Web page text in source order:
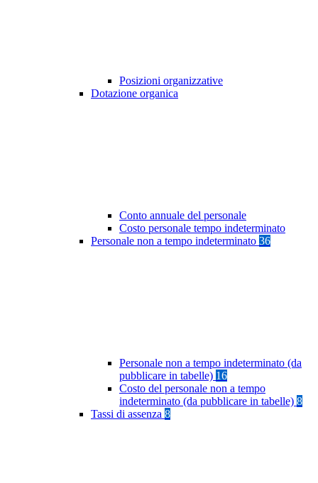
Posizioni organizzative
Dotazione organica
Conto annuale del personale
Costo personale tempo indeterminato
Personale non a tempo indeterminato 36
Personale non a tempo indeterminato (da
pubblicare in tabelle) 16
Costo del personale non a tempo
indeterminato (da pubblicare in tabelle) 8
Tassi di assenza 8